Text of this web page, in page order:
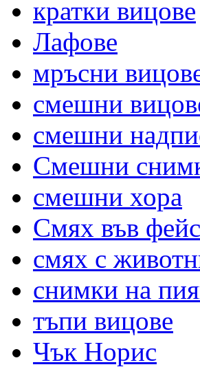
кратки вицове
Лафове
мръсни
смешни
смешни
Смешни
смешни хора
Смях във
смях с
снимки на
тъпи вицове
Чък Норис